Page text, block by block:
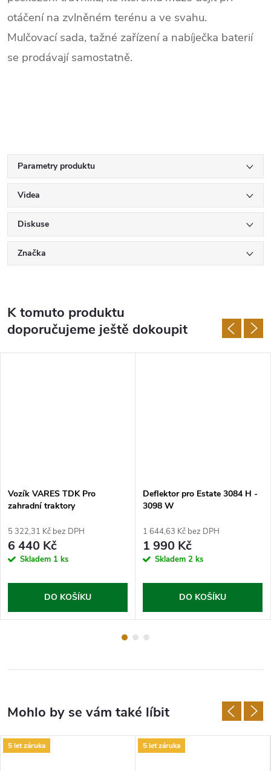
otáčení na zvlněném terénu a ve svahu.
Mulčovací sada, tažné zařízení a nabíječka baterií
se prodávají samostatně.
Parametry produktu
Videa
Diskuse
Značka
K tomuto produktu
doporučujeme ještě dokoupit
Vozík VARES TDK Pro
zahradní traktory
5 322,31 Kč bez DPH
6 440 Kč
Skladem 1 ks
DO KOŠÍKU
Deflektor pro Estate 3084 H -
3098 W
1 644,63 Kč bez DPH
1 990 Kč
Skladem 2 ks
DO KOŠÍKU
5 let záruka 5 let záruka